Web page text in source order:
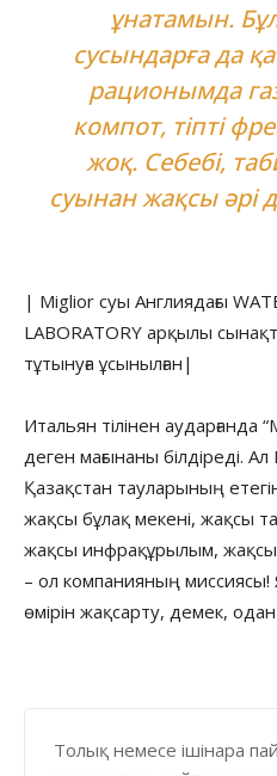
ұнатамын.
сусындарға да
рационымда
компот, тіпті
жоқ. Себебі,
суынан жақсы әрі
| Miglior суы Англиядағы
LABORATORY арқылы
тұтынуға ұсынылған|
Итальян тілінен аударғанда
деген мағынаны білдіреді.
Қазақстан тауларының
жақсы бұлақ мекені, жақсы
жақсы инфрақұрылым,
– ол компанияның миссиясы!
өмірін жақсарту, демек,
Толық немесе ішінара